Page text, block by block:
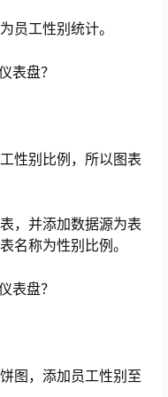
员工性别统计。
性别比例，所以图表
，并添加数据源为表
名称为性别比例。
图，添加员工性别至